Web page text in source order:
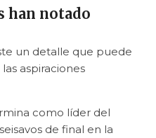
han notado
un detalle que puede
aspiraciones
como líder del
de final en la